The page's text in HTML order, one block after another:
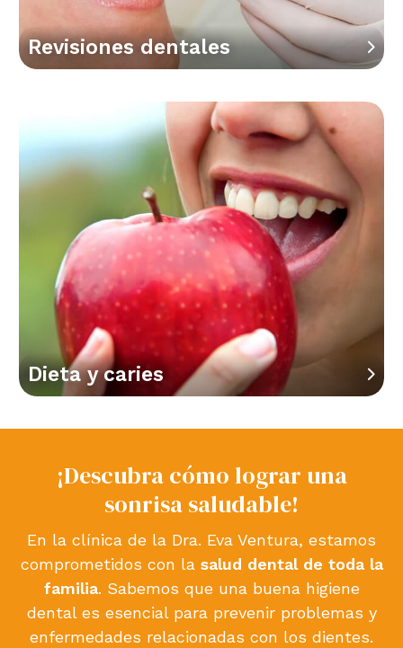
Revisiones dentales
Dieta y caries
¡Descubra cómo lograr una
sonrisa saludable!
En la clínica de la Dra. Eva Ventura, estamos
comprometidos con la salud dental de toda la
familia. Sabemos que una buena higiene
dental es esencial para prevenir problemas y
enfermedades relacionadas con los dientes.